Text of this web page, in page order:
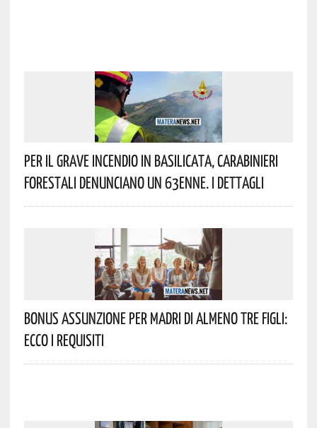
Per Il Grave Incendio In Basilicata, Carabinieri
Forestali Denunciano Un 63enne. I Dettagli
Bonus Assunzione Per Madri Di Almeno Tre Figli:
Ecco I Requisiti